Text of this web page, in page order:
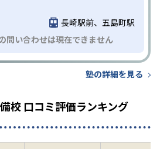
長崎駅前、五島町駅
問い合わせは現在できません
塾の詳細を見る
校 口コミ評価ランキング